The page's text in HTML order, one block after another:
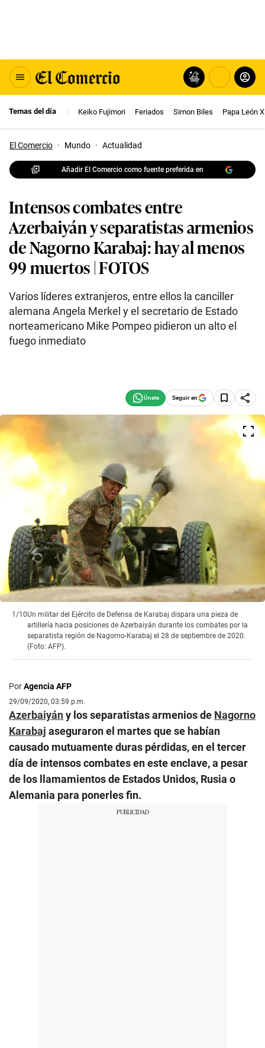
Temas del día Keiko Fujimori Feriados Simon Biles Papa León
El Comercio · Mundo · Actualidad
Añadir El Comercio como fuente preferida en
Intensos combates entre
Azerbaiyán y separatistas armenios
de Nagorno Karabaj: hay al menos
99 muertos | FOTOS
Varios líderes extranjeros, entre ellos la canciller
alemana Angela Merkel y el secretario de Estado
norteamericano Mike Pompeo pidieron un alto el
fuego inmediato
Seguir en
1/10Un militar del Ejército de Defensa de Karabaj dispara una pieza de
artillería hacia posiciones de Azerbaiyán durante los combates por la
separatista región de Nagorno-Karabaj el 28 de septiembre de 2020.
(Foto: AFP).
PorAgencia AFP
29/09/2020, 03:59 p.m.
Azerbaiyány los separatistas armenios de Nagorno
Karabaj aseguraron el martes que se habían
causado mutuamente duras pérdidas, en el tercer
día de intensos combates en este enclave, a pesar
de los llamamientos de Estados Unidos, Rusia o
Alemania para ponerles fin.